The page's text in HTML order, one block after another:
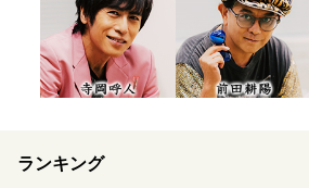
ランキング